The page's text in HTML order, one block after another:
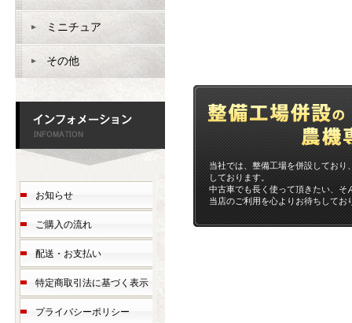
当社では、整備工場を併設してお
しております。
中古車でも長く使って頂きたい、そ
当店のご利用を心よりお待ちしてお
ミニチュア
その他
お知らせ
ご購入の流れ
配送・お支払い
特定商取引法に基づく表示
プライバシーポリシー